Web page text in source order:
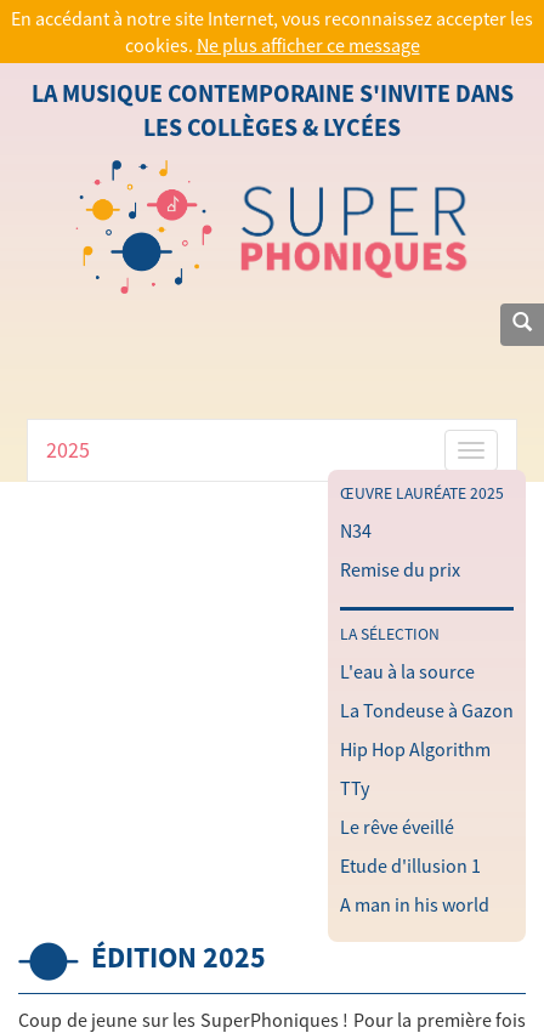
En accédant à notre site Internet, vous reconnaissez accepter les
cookies. Ne plus afficher ce message
LA MUSIQUE CONTEMPORAINE S'INVITE DANS
LES COLLÈGES & LYCÉES
Toggle
2025
ŒUVRE LAURÉATE 2025
N34
Remise du prix
LA SÉLECTION
L'eau à la source
La Tondeuse à Gazon
Hip Hop Algorithm
TTy
Le rêve éveillé
Etude d'illusion 1
A man in his world
ÉDITION 2025
Coup de jeune sur les SuperPhoniques ! Pour la première fois